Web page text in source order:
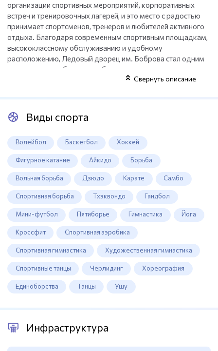
организации спортивных мероприятий, корпоративных
встреч и тренировочных лагерей, и это место с радостью
принимает спортсменов, тренеров и любителей активного
отдыха. Благодаря современным спортивным площадкам,
высококлассному обслуживанию и удобному
расположению, Ледовый дворец им. Боброва стал одним
из самых востребованных объектов для проведения
Свернуть описание
Виды спорта
Волейбол Баскетбол Хоккей
Фигурное катание Айкидо Борьба
Вольная борьба Дзюдо Карате Самбо
Спортивная борьба Тхэквондо Гандбол
Мини-футбол Пятиборье Гимнастика Йога
Кроссфит Спортивная аэробика
Спортивная гимнастика Художественная гимнастика
Спортивные танцы Черлидинг Хореография
Единоборства Танцы Ушу
Инфраструктура